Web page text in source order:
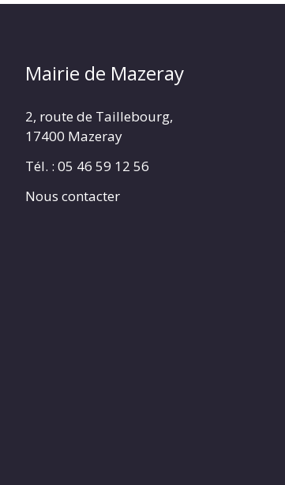
Mairie de Mazeray
2, route de Taillebourg,
17400 Mazeray
Tél. : 05 46 59 12 56
Nous contacter